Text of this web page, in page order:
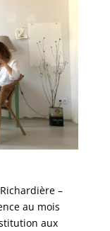
–
au mois
aux